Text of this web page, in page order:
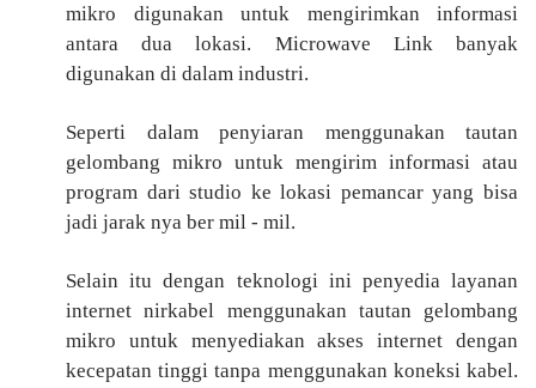
mikro digunakan untuk mengirimkan informasi
antara dua lokasi. Microwave Link banyak
digunakan di dalam industri.
Seperti dalam penyiaran menggunakan tautan
gelombang mikro untuk mengirim informasi atau
program dari studio ke lokasi pemancar yang bisa
jadi jarak nya ber mil - mil.
Selain itu dengan teknologi ini penyedia layanan
internet nirkabel menggunakan tautan gelombang
mikro untuk menyediakan akses internet dengan
kecepatan tinggi tanpa menggunakan koneksi kabel.